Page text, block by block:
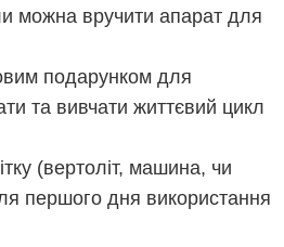
можна вручити апарат для
подарунком для
та вивчати життєвий цикл
(вертоліт, машина, чи
першого дня використання